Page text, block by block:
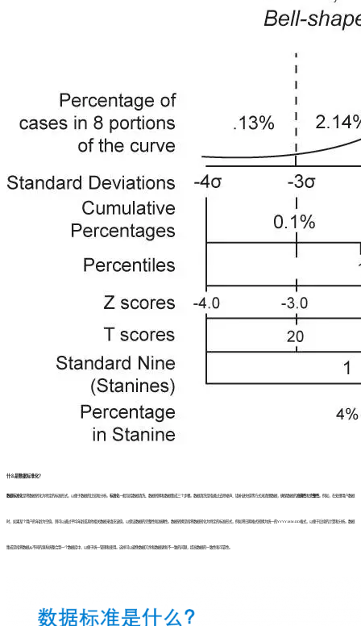
什么是数据标准化？
数据标准化是将数据转化为特定的标准形式，以便于数据的比较和分析。 标准化一般包括数据清洗、数据转换和数据集成三个步骤。数据清洗是指通过去除噪声、填补缺失值等方式来清理数据，确保数据的准确性和 完整性。例如，在处理用户数据
时，如果某个用户的年龄为空值，则可以通过平均年龄或其他相关数据来填充该值，以保证数据的完整性和准确性。数据转换是指将数据转化为特定的标准形式，例如将日期格式转换为统一的YYYY-MM-DD格式，以便于后续的计算和分析。数据
集成是指将数据从不同的源系统整合到一个数据库中，以便于统一管理和使用。这样可以避免数据冗余和数据更新不一致的问题，提高数据的一致性和可靠性。